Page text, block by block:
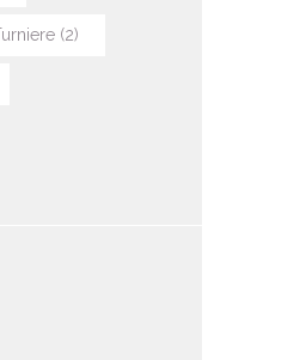
(2)